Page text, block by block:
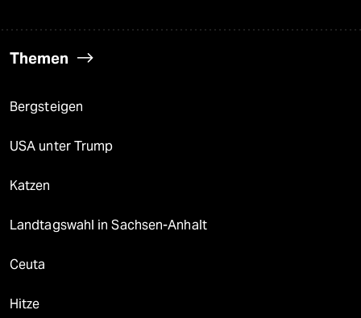
Themen
Bergsteigen
USA unter Trump
Katzen
Landtagswahl in Sachsen-Anhalt
Ceuta
Hitze